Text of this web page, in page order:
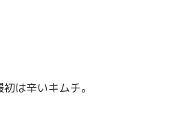
は辛いキムチ。